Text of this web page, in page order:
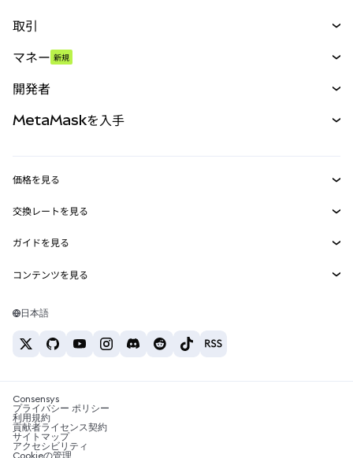
取引
パーペチュアル
RWA
マネー 新規
開発者
MetaMask Connect
Snaps
Web3サービス
MetaMaskを入手
セキュリティ
サポート
キャリア
お問い合わせ
価格を見る
イーサリアムの価格
Solanaの価格
Tetherの価格
交換レートを見る
ETH→USD
USDT→INR
BTC→INR
ETH→USDT
ガイドを見る
ETHの購入
USDTの購入
SHIBの購入
BNBの購入
コンテンツを見る
Solanaウォレット
税制関連ニュース
暗号資産の購入方法は？
ビットコインを売るには？
日本語
Consensys
プライバシー ポリシー
利用規約
貢献者ライセンス契約
サイトマップ
アクセシビリティ
Cookieの管理